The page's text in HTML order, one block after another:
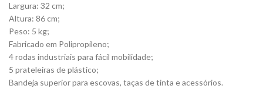
Largura: 32 cm;
Altura: 86 cm;
Peso: 5 kg;
Fabricado em Polipropileno;
4 rodas industriais para fácil mobilidade;
5 prateleiras de plástico;
Bandeja superior para escovas, taças de tinta e acessórios.